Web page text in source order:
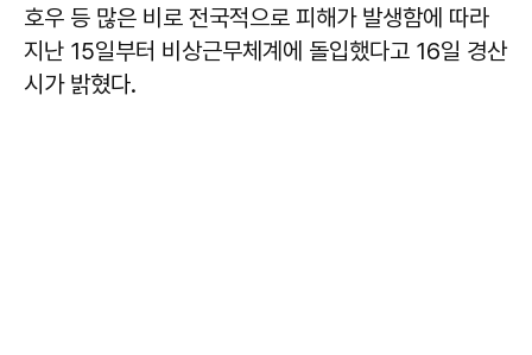
호우 등 많은 비로 전국적으로 피해가 발생함에 따라
지난 15일부터 비상근무체계에 돌입했다고 16일 경산
시가 밝혔다.